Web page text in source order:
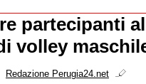
partecipanti
volley
Redazione Perugia24.net